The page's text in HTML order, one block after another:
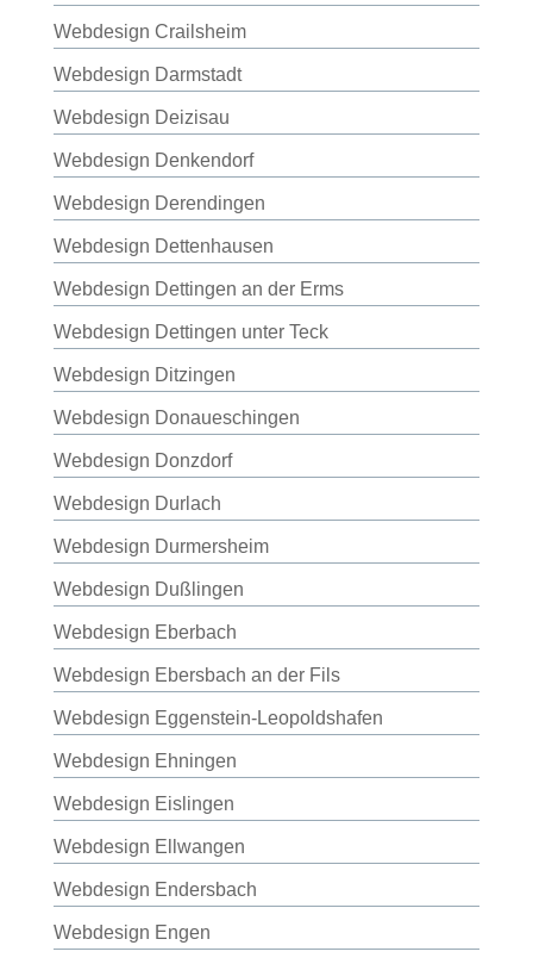
Webdesign Crailsheim
Webdesign Darmstadt
Webdesign Deizisau
Webdesign Denkendorf
Webdesign Derendingen
Webdesign Dettenhausen
Webdesign Dettingen an der Erms
Webdesign Dettingen unter Teck
Webdesign Ditzingen
Webdesign Donaueschingen
Webdesign Donzdorf
Webdesign Durlach
Webdesign Durmersheim
Webdesign Dußlingen
Webdesign Eberbach
Webdesign Ebersbach an der Fils
Webdesign Eggenstein-Leopoldshafen
Webdesign Ehningen
Webdesign Eislingen
Webdesign Ellwangen
Webdesign Endersbach
Webdesign Engen